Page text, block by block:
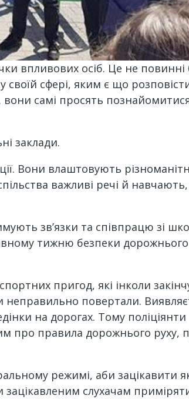
впливових осіб. Це не
у своїй сфері, яким є що
вони самі просять
заклади.
Вони влаштовують
важливі речі й
зв’язки та співпрацю зі
тижню безпеки дорожнього
пригод, які інколи
неправильно повертали.
на дорогах. Тому поліціянти
про правила дорожнього руху,
режимі, аби зацікавити
зацікавленим слухачам